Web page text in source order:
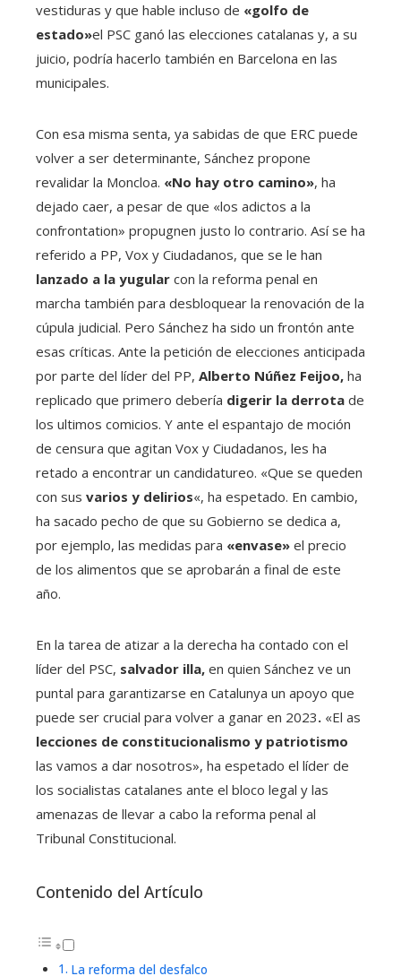
vestiduras y que hable incluso de «golfo de
estado»el PSC ganó las elecciones catalanas y, a su
juicio, podría hacerlo también en Barcelona en las
municipales.
Con esa misma senta, ya sabidas de que ERC puede
volver a ser determinante, Sánchez propone
revalidar la Moncloa. «No hay otro camino», ha
dejado caer, a pesar de que «los adictos a la
confrontation» propugnen justo lo contrario. Así se ha
referido a PP, Vox y Ciudadanos, que se le han
lanzado a la yugular con la reforma penal en
marcha también para desbloquear la renovación de la
cúpula judicial. Pero Sánchez ha sido un frontón ante
esas críticas. Ante la petición de elecciones anticipada
por parte del líder del PP, Alberto Núñez Feijoo, ha
replicado que primero debería digerir la derrota de
los ultimos comicios. Y ante el espantajo de moción
de censura que agitan Vox y Ciudadanos, les ha
retado a encontrar un candidatureo. «Que se queden
con sus varios y delirios«, ha espetado. En cambio,
ha sacado pecho de que su Gobierno se dedica a,
por ejemplo, las medidas para «envase» el precio
de los alimentos que se aprobarán a final de este
año.
En la tarea de atizar a la derecha ha contado con el
líder del PSC, salvador illa, en quien Sánchez ve un
puntal para garantizarse en Catalunya un apoyo que
puede ser crucial para volver a ganar en 2023. «El as
lecciones de constitucionalismo y patriotismo
las vamos a dar nosotros», ha espetado el líder de
los socialistas catalanes ante el bloco legal y las
amenazas de llevar a cabo la reforma penal al
Tribunal Constitucional.
Contenido del Artículo
La reforma del desfalco